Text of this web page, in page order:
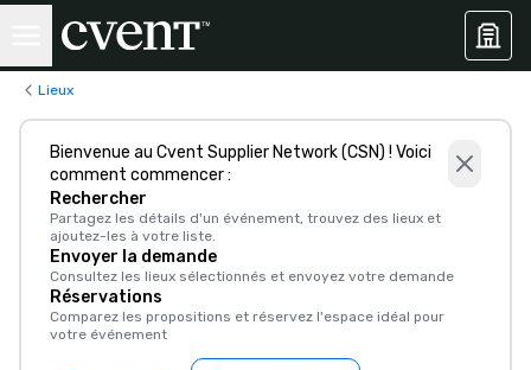
Lieux
Bienvenue au Cvent Supplier Network (CSN) ! Voici
comment commencer :
Rechercher
Partagez les détails d'un événement, trouvez des lieux et
ajoutez-les à votre liste.
Envoyer la demande
Consultez les lieux sélectionnés et envoyez votre demande
Réservations
Comparez les propositions et réservez l'espace idéal pour
votre événement